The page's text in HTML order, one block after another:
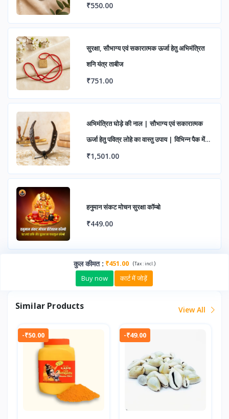
निवारण एवं शुभ लाभ के लिए आध्यात्मिक रिंग
₹550.00
सुरक्षा, सौभाग्य एवं सकारात्मक ऊर्जा हेतु अभिमंत्रित
शनि यंत्र ताबीज
₹751.00
अभिमंत्रित घोड़े की नाल | सौभाग्य एवं सकारात्मक
ऊर्जा हेतु पवित्र लोहे का वास्तु उपाय | विभिन्न पैक में
उपलब्ध
₹1,501.00
हनुमान संकट मोचन सुरक्षा कॉम्बो
₹449.00
कुल कीमत: ₹451.00 (Tax :incl. )
Buy now कार्ट में जोड़ें
Similar Products View All
-₹50.00 -₹49.00